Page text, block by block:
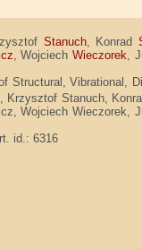
Stanuch, Konrad
, WojciechWieczorek ,
Structural, Vibrational,
Stanuch,
Wojciech
id.: 6316